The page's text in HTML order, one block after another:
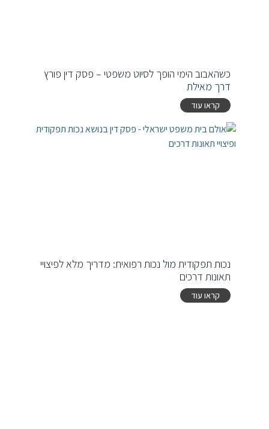
כשהאבוב הימי הופך לסיוט משפטי – פסק דין פורץ
דרך מאילת
קראו עוד
נכות תפקודית מול נכות רפואית: מדריך מלא לפיצויי
תאונות דרכים
קראו עוד